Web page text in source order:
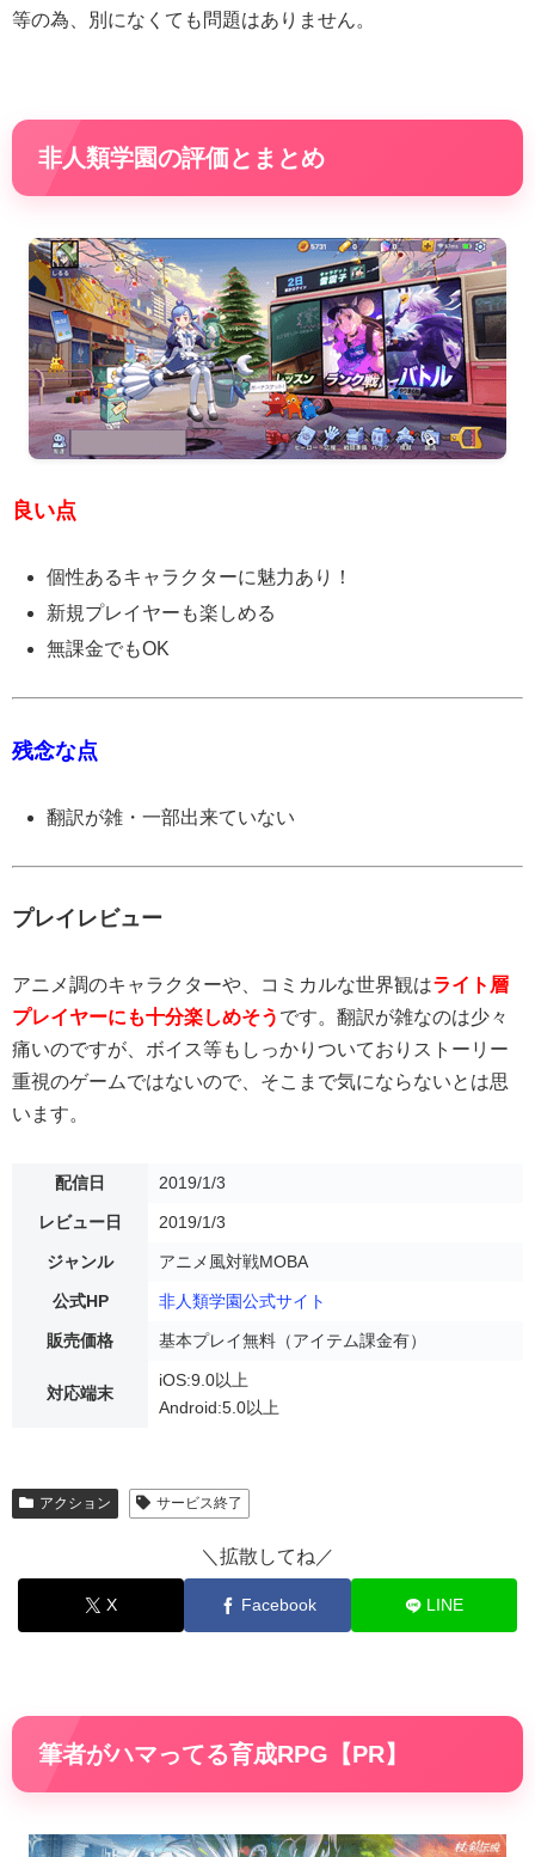
等の為、別になくても問題はありません。
非人類学園の評価とまとめ
良い点
個性あるキャラクターに魅力あり！
新規プレイヤーも楽しめる
無課金でもOK
残念な点
翻訳が雑・一部出来ていない
プレイレビュー
アニメ調のキャラクターや、コミカルな世界観はライト層
プレイヤーにも十分楽しめそう です。翻訳が雑なのは少々
痛いのですが、ボイス等もしっかりついておりストーリー
重視のゲームではないので、そこまで気にならないとは思
います。
配信日 2019/1/3
レビュー日 2019/1/3
ジャンル アニメ風対戦MOBA
公式HP 非人類学園公式サイト
販売価格 基本プレイ無料（アイテム課金有）
対応端末
iOS:9.0以上
Android:5.0以上
アクション サービス終了
＼拡散してね／
X Facebook LINE
筆者がハマってる育成RPG【PR】